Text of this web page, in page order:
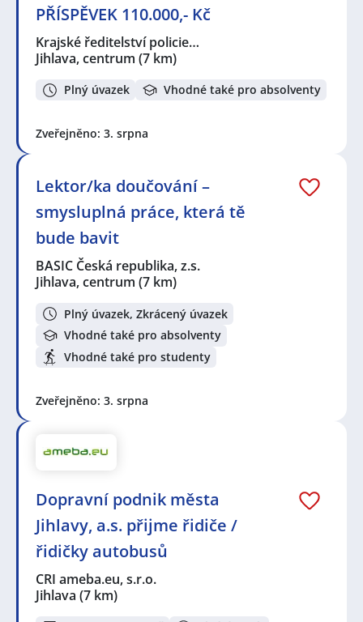
PŘÍSPĚVEK 110.000,- Kč
Krajské ředitelství policie…
Jihlava, centrum (7 km)
Plný úvazek Vhodné také pro absolventy
Zveřejněno: 3. srpna
Lektor/ka doučování –
smysluplná práce, která tě
bude bavit
BASIC Česká republika, z.s.
Jihlava, centrum (7 km)
Plný úvazek, Zkrácený úvazek
Vhodné také pro absolventy
Vhodné také pro studenty
Zveřejněno: 3. srpna
Dopravní podnik města
Jihlavy, a.s. přijme řidiče /
řidičky autobusů
CRI ameba.eu, s.r.o.
Jihlava (7 km)